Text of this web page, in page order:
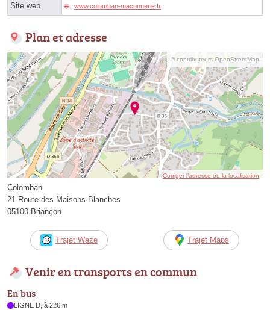
Site web www.colomban-maconnerie.fr
Plan et adresse
© contributeurs OpenStreetMap
Corriger l’adresse ou la localisation
Colomban
21 Route des Maisons Blanches
05100 Briançon
Trajet Waze Trajet Maps
Venir en transports en commun
En bus
LIGNE D, à 226 m